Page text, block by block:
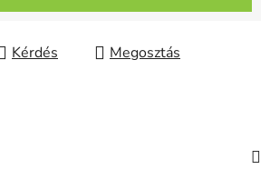
Kérdés Megosztás